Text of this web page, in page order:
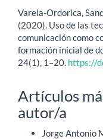
Varela-Ordorica,
(2020). Uso de las
comunicación como
formación inicial de
24(1), 1–20. https://
Artículos
autor/a
Jorge Antonio